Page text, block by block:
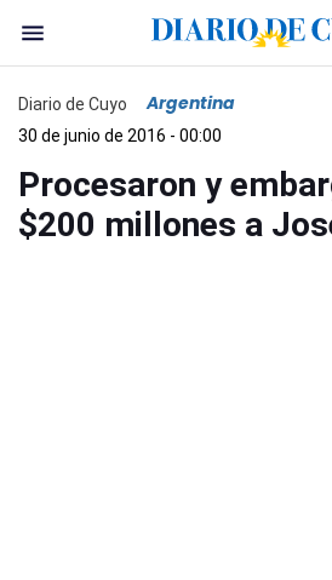
Diario de Cuyo Argentina
30 de junio de 2016 - 00:00
Procesaron y
$200 millones a